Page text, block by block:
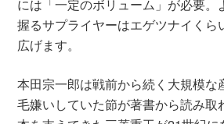
には「一定のボリューム」が必要。
握るサプライヤーはエゲツナイくら
広げます。
本田宗一郎は戦前から続く大規模な
毛嫌いしていた節が著書から読み取